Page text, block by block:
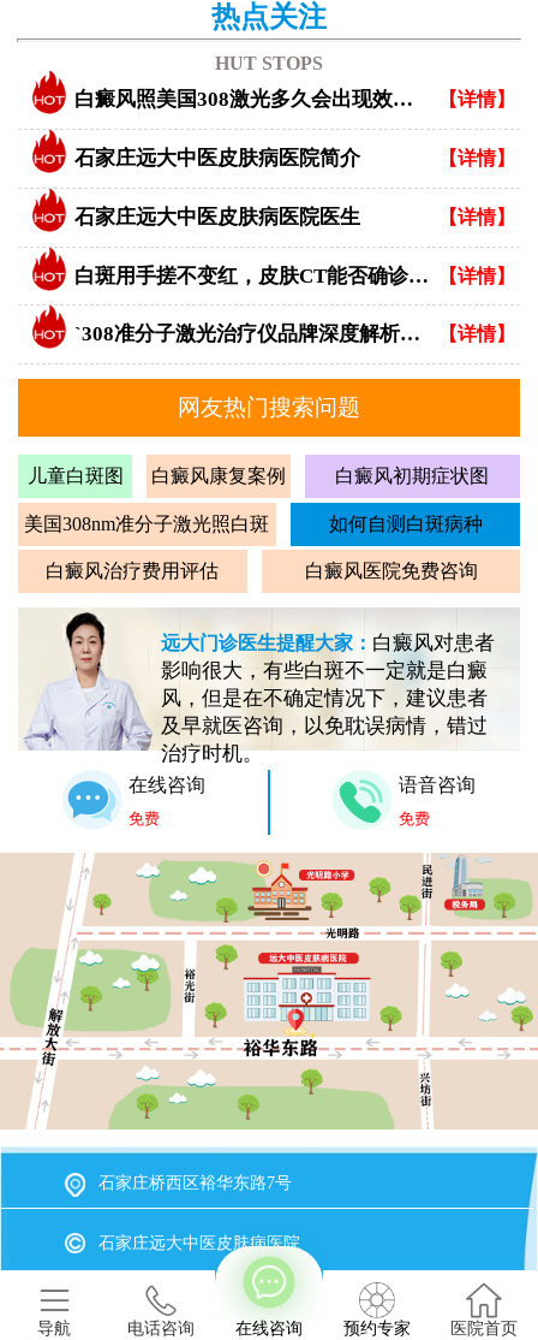
热点关注
HUT STOPS
白癜风照美国308激光多久会出现效果？ 【详情】
石家庄远大中医皮肤病医院简介 【详情】
石家庄远大中医皮肤病医院医生 【详情】
白斑用手搓不变红，皮肤CT能否确诊白癜风？ 【详情】
`308准分子激光治疗仪品牌深度解析：专业视角下的优选指南` 【详情】
网友热门搜索问题
儿童白斑图 白癜风康复案例 白癜风初期症状图
美国308nm准分子激光照白斑 如何自测白斑病种
白癜风治疗费用评估 白癜风医院免费咨询
远大门诊医生提醒大家： 白癜风对患者
影响很大，有些白斑不一定就是白癜
风，但是在不确定情况下，建议患者
及早就医咨询，以免耽误病情，错过
治疗时机。
在线咨询
免费
语音咨询
免费
石家庄桥西区裕华东路7号
石家庄远大中医皮肤病医院
备案号冀ICP备2023015620号-20
导航 电话咨询 在线咨询 预约专家 医院首页